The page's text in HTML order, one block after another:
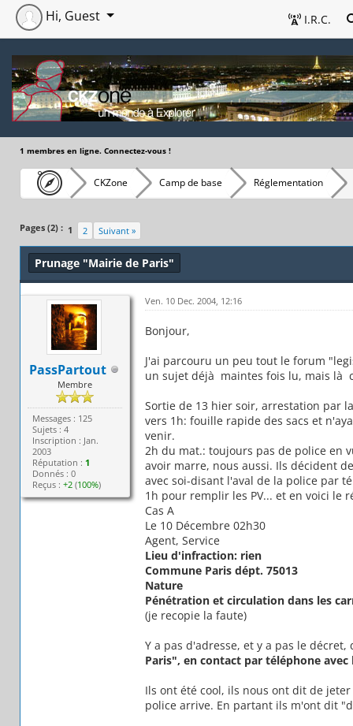
I.R.C.
Hi, Guest
1 membres en ligne. Connectez-vous !
CKZone Camp de base Réglementation
Pages (2) : 1 2 Suivant »
Prunage "Mairie de Paris"
PassPartout
Membre
Messages : 125
Sujets : 4
Inscription : Jan.
2003
Réputation : 1
Donnés : 0
Reçus :+2 (100%)
Ven. 10 Dec. 2004, 12:16
Bonjour,
J'ai parcouru un peu tout le forum
un sujet déjà maintes fois lu, mais là
Sortie de 13 hier soir, arrestation par
vers 1h: fouille rapide des sacs et
venir.
2h du mat.: toujours pas de police en
avoir marre, nous aussi. Ils décident
avec soi-disant l'aval de la police par
1h pour remplir les PV... et en voici le
Cas A
Le 10 Décembre 02h30
Agent, Service
Lieu d'infraction: rien
Commune Paris dépt. 75013
Nature
Pénétration et circulation dans les
(je recopie la faute)
Y a pas d'adresse, et y a pas le
Paris", en contact par téléphone avec
Ils ont été cool, ils nous ont dit de
police arrive. En partant ils m'ont dit